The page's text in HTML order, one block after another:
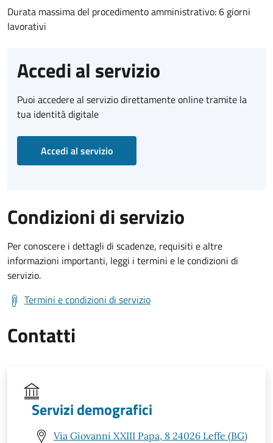
Durata massima del procedimento amministrativo: 6 giorni
lavorativi
Accedi al servizio
Puoi accedere al servizio direttamente online tramite la
tua identità digitale
Accedi al servizio
Condizioni di servizio
Per conoscere i dettagli di scadenze, requisiti e altre
informazioni importanti, leggi i termini e le condizioni di
servizio.
Termini e condizioni di servizio
Contatti
Servizi demografici
Via Giovanni XXIII Papa, 8 24026 Leffe (BG)